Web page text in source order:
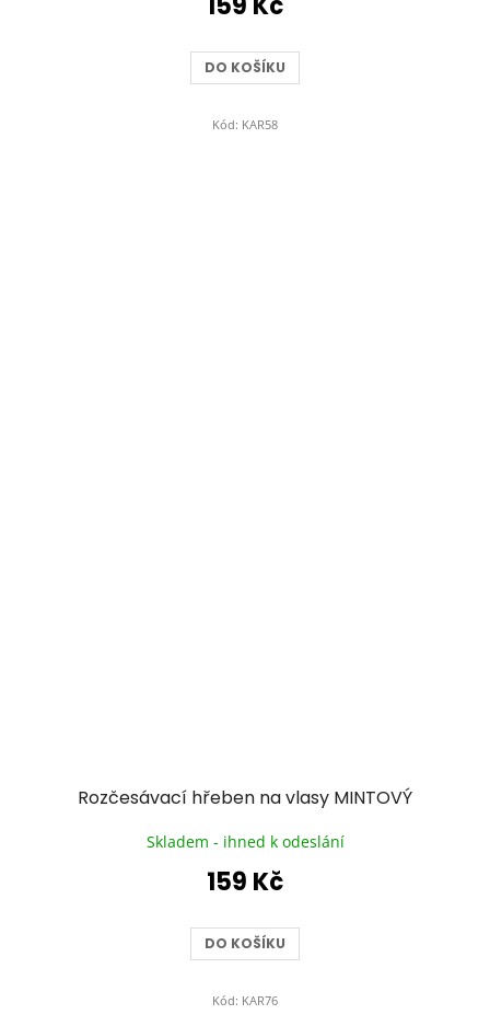
DO KOŠÍKU
Kód: KAR58
Rozčesávací hřeben na vlasy MINTOVÝ
Skladem - ihned k odeslání
159 Kč
DO KOŠÍKU
Kód: KAR76